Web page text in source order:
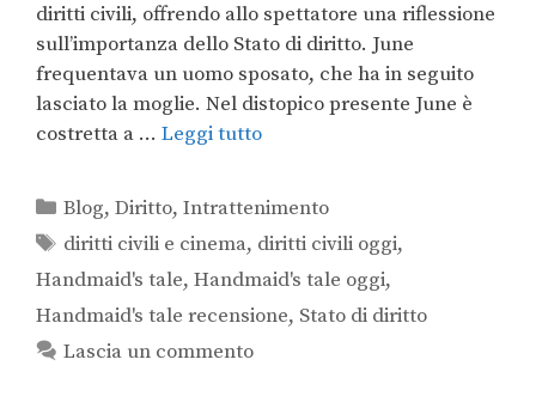
diritti civili, offrendo allo spettatore una riflessione
sull’importanza dello Stato di diritto. June
frequentava un uomo sposato, che ha in seguito
lasciato la moglie. Nel distopico presente June è
costretta a … Leggi tutto
Blog,Diritto,Intrattenimento
diritti civili e cinema, diritti civili oggi,
Handmaid's tale, Handmaid's tale oggi,
Handmaid's tale recensione, Stato di diritto
Lascia un commento